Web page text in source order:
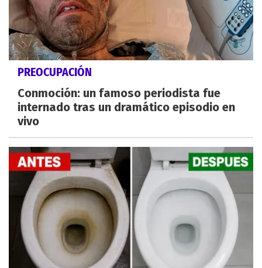
PREOCUPACIÓN
Conmoción: un famoso periodista fue
internado tras un dramático episodio en
vivo